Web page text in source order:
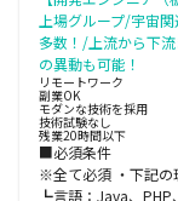
上場グループ/宇宙
多数！/上流から下
の異動も可能！
リモートワーク
副業OK
モダンな技術を採用
技術試験なし
残業20時間以下
■必須条件
※全て必須 ・下記の
┗言語：Java、